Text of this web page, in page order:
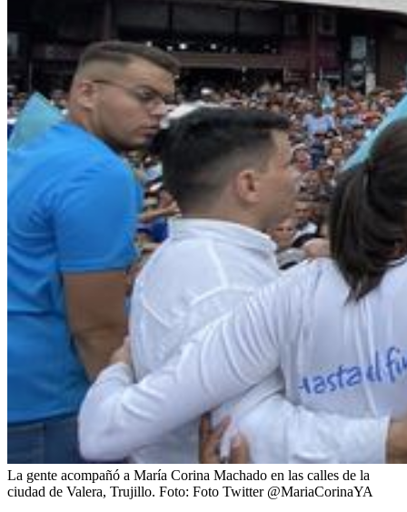
La gente acompañó a María Corina Machado en las calles de la
ciudad de Valera, Trujillo. Foto: Foto Twitter @MariaCorinaYA